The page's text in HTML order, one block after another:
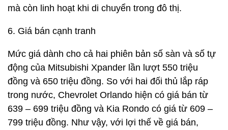
mà còn linh hoạt khi di chuyển trong đô thị.
6. Giá bán cạnh tranh
Mức giá dành cho cả hai phiên bản số sàn và số tự
động của Mitsubishi Xpander lần lượt 550 triệu
đồng và 650 triệu đồng. So với hai đối thủ lắp ráp
trong nước, Chevrolet Orlando hiện có giá bán từ
639 – 699 triệu đồng và Kia Rondo có giá từ 609 –
799 triệu đồng. Như vậy, với lợi thế về giá bán,